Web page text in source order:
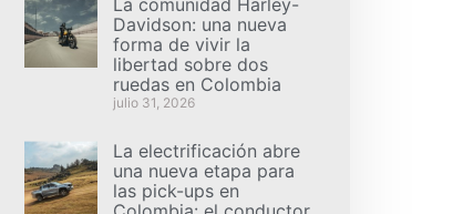
La comunidad Harley-
Davidson: una nueva
forma de vivir la
libertad sobre dos
ruedas en Colombia
julio 31, 2026
La electrificación abre
una nueva etapa para
las pick-ups en